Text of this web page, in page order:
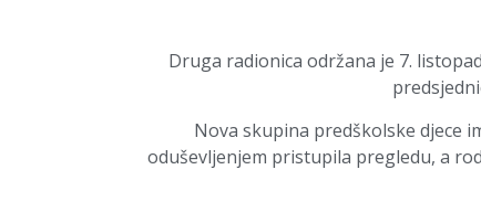
Druga radionica održana je 7.
Nova skupina predškolske djece
oduševljenjem pristupila pregledu, a